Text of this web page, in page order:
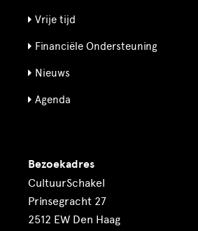
Vrije tijd
Financiële Ondersteuning
Nieuws
Agenda
Bezoekadres
CultuurSchakel
Prinsegracht 27
2512 EW Den Haag